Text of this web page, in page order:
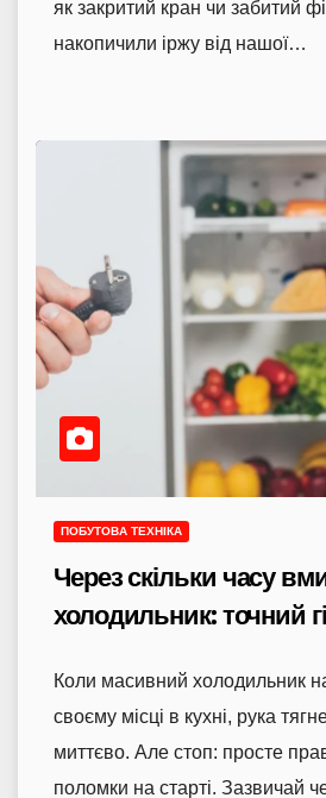
як закритий кран чи забитий
накопичили іржу від нашої…
ПОБУТОВА ТЕХНІКА
Через скільки часу
холодильник: точний
Коли масивний холодильник
своєму місці в кухні, рука
миттєво. Але стоп: просте
поломки на старті. Зазвичай